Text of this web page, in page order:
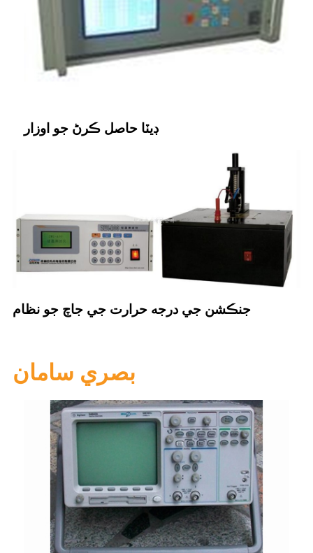
ڊيٽا حاصل ڪرڻ جو اوزار
جنڪشن جي درجه حرارت جي جاچ جو نظام
بصري سامان